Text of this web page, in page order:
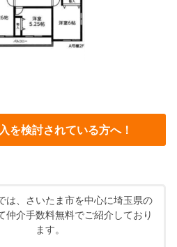
を検討されている方へ！
は、さいたま市を中心に埼玉県の
仲介手数料無料でご紹介しており
ます。